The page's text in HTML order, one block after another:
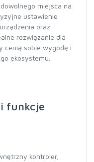
miejsca na
ustawienie
oraz
rozwiązanie dla
cenią sobie wygodę i
ekosystemu.
funkcje
kontroler,